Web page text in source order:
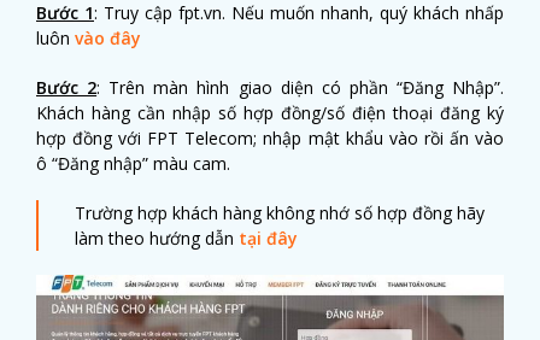
Bước 1: Truy cập fpt.vn. Nếu muốn nhanh, quý khách nhấp
luôn vào đây
Bước 2: Trên màn hình giao diện có phần “Đăng Nhập”.
Khách hàng cần nhập số hợp đồng/số điện thoại đăng ký
hợp đồng với FPT Telecom; nhập mật khẩu vào rồi ấn vào
ô “Đăng nhập” màu cam.
Trường hợp khách hàng không nhớ số hợp đồng hãy
làm theo hướng dẫn tại đây